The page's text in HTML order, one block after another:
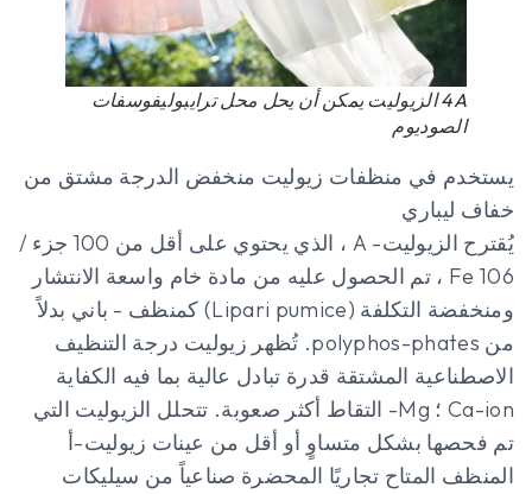
4A الزيوليت يمكن أن يحل محل ترايبوليفوسفات
الصوديوم
يستخدم في منظفات زيوليت منخفض الدرجة مشتق من
خفاف ليباري
يُقترح الزيوليت- A ، الذي يحتوي على أقل من 100 جزء /
106 Fe ، تم الحصول عليه من مادة خام واسعة الانتشار
ومنخفضة التكلفة (Lipari pumice) كمنظف - باني بدلاً
من polyphos-phates. تُظهر زيوليت درجة التنظيف
الاصطناعية المشتقة قدرة تبادل عالية بما فيه الكفاية
Ca-ion ؛ Mg- التقاط أكثر صعوبة. تتحلل الزيوليت التي
تم فحصها بشكل متساوٍ أو أقل من عينات زيوليت-أ
المنظف المتاح تجاريًا المحضرة صناعياً من سيليكات